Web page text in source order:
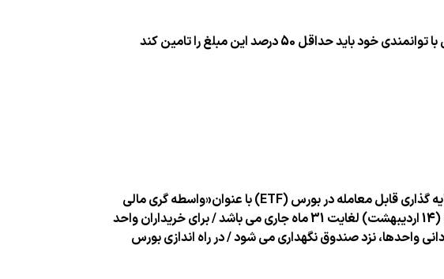
50 درصد این مبلغ را تامین كند
16 هزار 500 میلیارد تومان باقیمانده سهام دولت در سه بانك و دو شركت بیمه ای در قالب یك صندوق سرمایه گذاری قابل معامله در بورس (ETF) با عنوان«واسطه گری مالی
یكم»، به زودی عرضه خواهند شد / شروع پذیره نویسی فروش واحد های این صندوق از یكشنبه هفته آینده (14 اردیبهشت) لغایت 31 ماه جاری می باشد / برای خریداران واحد
درصد آن به منظور بازار گردانی واحدها، نزد صندوق نگهداری می شود / در راه اندازی بورس